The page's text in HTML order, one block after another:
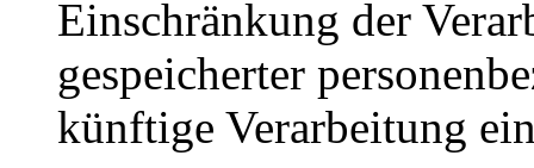
Einschränkung der
gespeicherter
künftige Verarbeitung